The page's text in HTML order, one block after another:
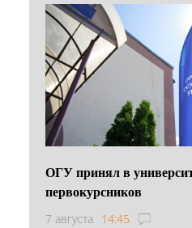
ОГУ принял в
первокурсников
7 августа 14:45